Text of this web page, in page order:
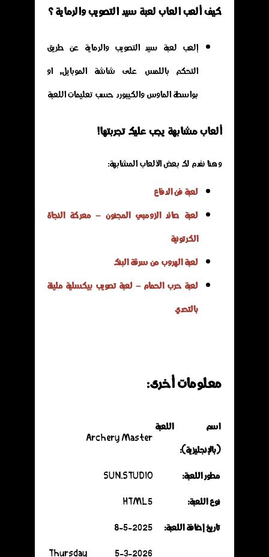
كيف ألعب العاب لعبة سيد التصويب والرماية ؟
إلعب لعبة سيد التصويب والرماية عن طريق
التحكم باللمس على شاشة الموبايل, او
بواسطة الماوس والكيبورد حسب تعليمات اللعبة
ألعاب مشابهة يجب عليك تجربتها!
وهنا نفدم لك بعض الألعاب المشابهة:
لعبة فن الدفاع
لعبة صائد الزومبي المجنون – معركة النجاة
الكرتونية
لعبة الهروب من سرقة البنك
لعبة حرب الحمام – لعبة تصويب بيكسلية مليئة
بالتحدي
معلومات أخرى:
اسم اللعبة
(بالإنجليزية):
Archery Master
مطور اللعبة:
SUN.STUDIO
نوع اللعبة:
HTML5
تاريخ إضافة اللعبة:
8-5-2025
5-3-2026 Thursday